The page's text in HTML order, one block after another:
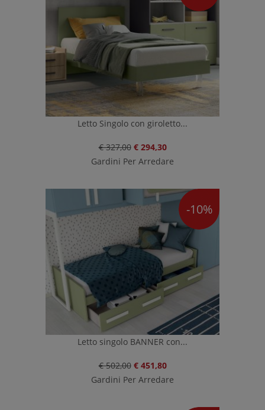
Letto Singolo con giroletto...
€ 327,00 € 294,30
Gardini Per Arredare
-10%
Letto singolo BANNER con...
€ 502,00 € 451,80
Gardini Per Arredare